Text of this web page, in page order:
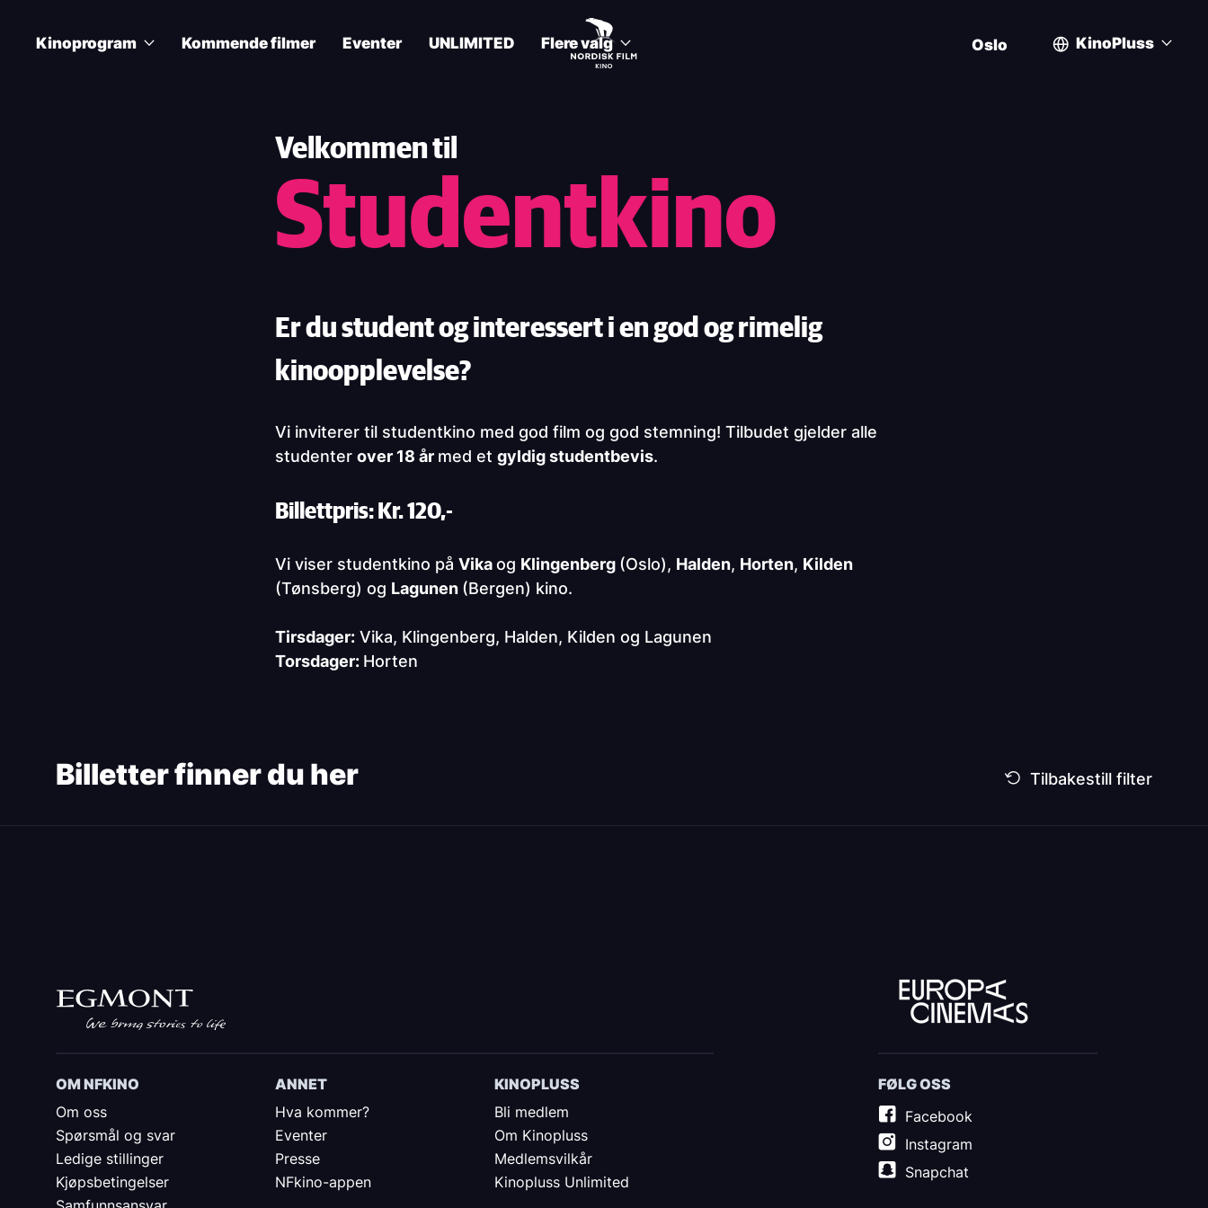
Kinoprogram Kommende filmer Eventer UNLIMITED Flere valg Oslo KinoPluss
Velkommen til
Studentkino
Er du student og interessert i en god og rimelig
kinoopplevelse?
Vi inviterer til studentkino med god film og god stemning! Tilbudet gjelder alle
studenter over 18 år med et gyldig studentbevis.
Billettpris: Kr. 120,-
Vi viser studentkino på Vikaog Klingenberg (Oslo), Halden, Horten, Kilden
(Tønsberg) og Lagunen (Bergen) kino.
Tirsdager: Vika, Klingenberg, Halden, Kilden og Lagunen
Torsdager: Horten
Billetter finner du her
OM NFKINO
Om oss
Spørsmål og svar
Ledige stillinger
Kjøpsbetingelser
ANNET
Hva kommer?
Eventer
Presse
NFkino-appen
KINOPLUSS
Bli medlem
Om Kinopluss
Medlemsvilkår
Kinopluss Unlimited
FØLG OSS
Facebook
Instagram
Snapchat